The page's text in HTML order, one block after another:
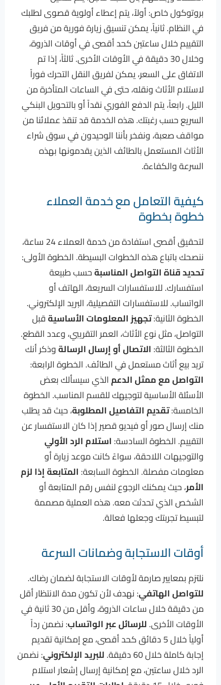
بروتوكول خاص: أولاً، يتم إعطاء أولوية قصوى لطلبك
في النظام. ثانياً، يمكن تنسيق زيارة فورية من فريق
التقييم خلال ساعتين كحد أقصى في أوقات الذروة،
وخلال 30 دقيقة في الأوقات الأخرى. ثالثاً، إذا تم
الاتفاق على السعر، يمكن لفريق النقل التحرك فوراً
لاستلام الأثاث ونقله، حتى في الساعات المتأخرة من
الليل. رابعاً، يتم الدفع الفوري نقداً أو بالتحويل البنكي
السريع حسب رغبتك. هذه الخدمة قد تنقذ عملائنا من
مواقف صعبة، ونفخر بأننا الوحيدون في سوق شراء
الأثاث المستعمل بالطائف الذين يقدمونها بهذه
السرعة والكفاءة.
كيفية التعامل مع خدمة العملاء
خطوة بخطوة
لتحقيق أقصى استفادة من خدمة العملاء 24 ساعة،
ننصحك باتباع هذه الخطوات البسيطة. الخطوة الأولى:
تحديد قناة التواصل المناسبةحسب طبيعة
استفسارك. للاستفسارات السريعة، الهاتف أو
الواتساب. للاستفسارات التفصيلية، البريد الإلكتروني.
الخطوة الثانية:تجهيز المعلومات الأساسيةقبل
التواصل، مثل نوع الأثاث، العمر التقريبي، وعدد القطع.
الخطوة الثالثة: الاتصال أو إرسال الرسالةوذكر أنك
تريد بيع أثاث مستعمل في الطائف. الخطوة الرابعة:
التواصل مع ممثل الدعمالذي سيسألك بعض
الأسئلة الأساسية لتوجيهك للقسم المناسب. الخطوة
الخامسة:تقديم التفاصيل المطلوبة، حيث قد يطلب
منك إرسال صور أو فيديو قصير إذا كان الاستفسار عن
التقييم. الخطوة السادسة: استلام الرد الأولي
والتوجيهات اللاحقة، سواءً كانت موعد زيارة أو
معلومات مفصلة. الخطوة السابعة: المتابعة إذا لزم
الأمر، حيث يمكنك الرجوع لنفس رقم المتابعة أو
الشخص الذي تحدثت معه. هذه العملية مصممة
لتبسيط تجربتك وجعلها فعالة.
أوقات الاستجابة وضمانات السرعة
نلتزم بمعايير صارمة لأوقات الاستجابة لضمان رضاك.
للتواصل الهاتفي: نهدف لأن تكون مدة الانتظار أقل
من دقيقة خلال ساعات الذروة، وأقل من 30 ثانية في
الأوقات الأخرى.للرسائل عبر الواتساب: نضمن رداً
أولياً خلال 5 دقائق كحد أقصى، مع إمكانية تقديم
إجابة كاملة خلال 60 دقيقة.
للبريد الإلكتروني: نضمن
الرد خلال ساعتين، مع إمكانية إرسال إشعار استلام